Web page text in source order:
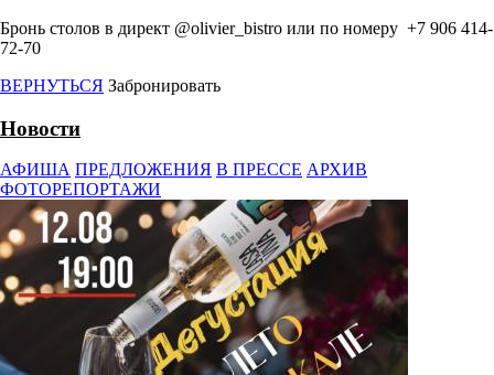
Бронь столов в директ @olivier_bistro или по номеру +7 906 414-
72-70
ВЕРНУТЬСЯ Забронировать
Новости
АФИША ПРЕДЛОЖЕНИЯ В ПРЕССЕ АРХИВ
ФОТОРЕПОРТАЖИ